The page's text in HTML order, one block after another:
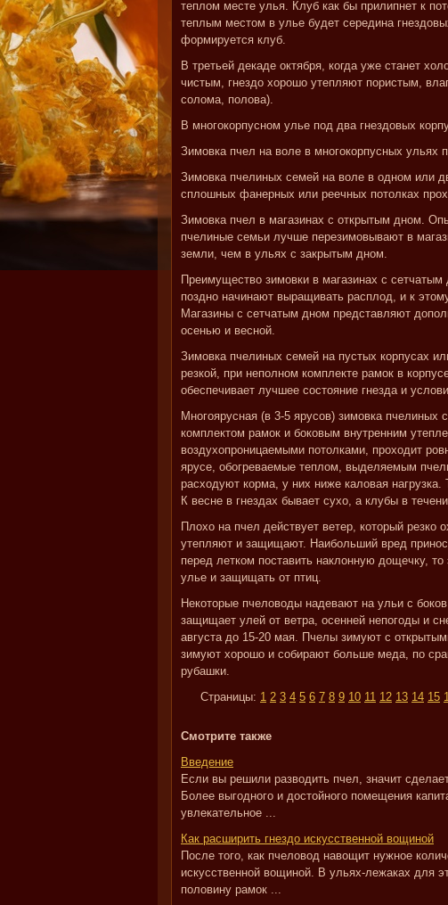
теплом месте улья. Клуб как бы прилипнет к
теплым местом в улье будет середина
формируется клуб.
В третьей декаде октября, когда уже станет
чистым, гнездо хорошо утепляют пористым,
солома, полова).
В многокорпусном улье под два гнездовых
Зимовка пчел на воле в многокорпусных ульях
Зимовка пчелиных семей на воле в одном или
сплошных фанерных или реечных потолках
Зимовка пчел в магазинах с открытым дном.
пчелиные семьи лучше перезимовывают в
земли, чем в ульях с закрытым дном.
Преимущество зимовки в магазинах с
поздно начинают выращивать расплод, и к
Магазины с сетчатым дном представляют
осенью и весной.
Зимовка пчелиных семей на пустых корпусах
резкой, при неполном комплекте рамок в
обеспечивает лучшее состояние гнезда и
Многоярусная (в 3-5 ярусов) зимовка
комплектом рамок и боковым внутренним
воздухопроницаемыми потолками, проходит
ярусе, обогреваемые теплом, выделяемым
расходуют корма, у них ниже каловая
К весне в гнездах бывает сухо, а клубы в
Плохо на пчел действует ветер, который
утепляют и защищают. Наибольший вред
перед летком поставить наклонную дощечку,
улье и защищать от птиц.
Некоторые пчеловоды надевают на ульи с
защищает улей от ветра, осенней непогоды и
августа до 15-20 мая. Пчелы зимуют с
зимуют хорошо и собирают больше меда, по
рубашки.
Страницы: 1 2 3 4 5 6 7 8 9 10 11 12 13 14 15
Смотрите также
Введение
Если вы решили разводить пчел, значит
Более выгодного и достойного помещения
увлекательное ...
Как расширить гнездо искусственной вощиной
После того, как пчеловод навощит нужное
искусственной вощиной. В ульях-лежаках для
половину рамок ...